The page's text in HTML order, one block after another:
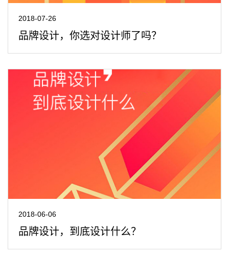
2018-07-26
品牌设计，你选对设计师了吗？
2018-06-06
品牌设计，到底设计什么？